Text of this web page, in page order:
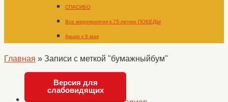
СПАСИБО
Все мероприятия к 75-летию ПОБЕДЫ
Акции к 9 мая
Главная » Записи с меткой "бумажныйбум"
Версия для
слабовидящих